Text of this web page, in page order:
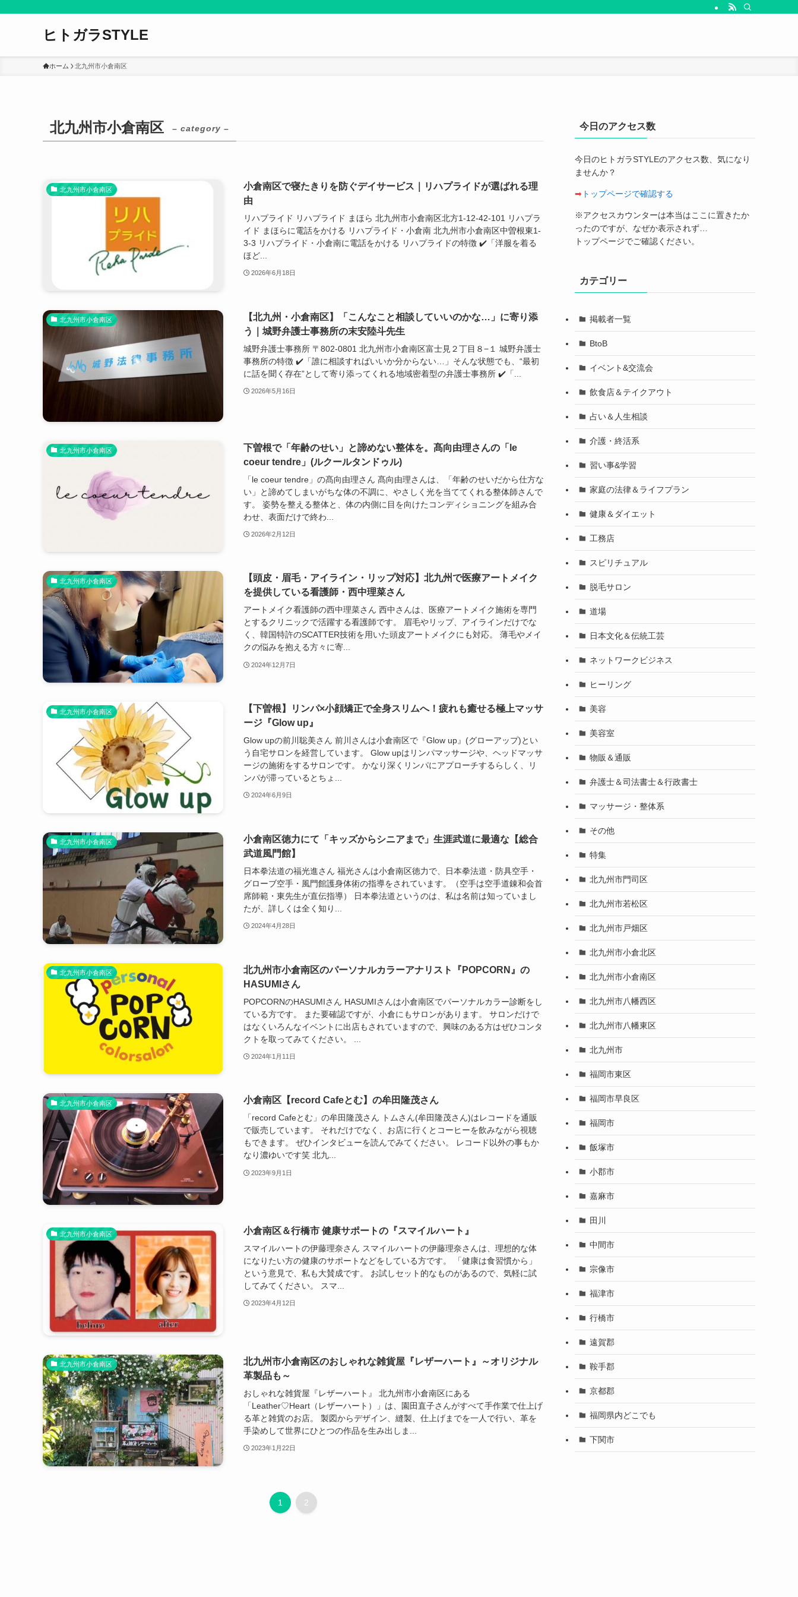
ヒトガラSTYLE
ホーム 北九州市小倉南区
北九州市小倉南区 – category –
北九州市小倉南区
小倉南区で寝たきりを防ぐデイサービス｜リハプライドが選ばれる理
由
リハプライド リハプライド まほら 北九州市小倉南区北方1-12-42-101 リハプラ
イド まほらに電話をかける リハプライド・小倉南 北九州市小倉南区中曽根東1-
3-3 リハプライド・小倉南に電話をかける リハプライドの特徴 ✔️「洋服を着る
ほど...
2026年6月18日
北九州市小倉南区
【北九州・小倉南区】「こんなこと相談していいのかな…」に寄り添
う｜城野弁護士事務所の末安陸斗先生
城野弁護士事務所 〒802-0801 北九州市小倉南区富士見２丁目８−１ 城野弁護士
事務所の特徴 ✔️「誰に相談すればいいか分からない…」そんな状態でも、“最初
に話を聞く存在”として寄り添ってくれる地域密着型の弁護士事務所 ✔️「...
2026年5月16日
北九州市小倉南区
下曽根で「年齢のせい」と諦めない整体を。髙向由理さんの「le
coeur tendre」(ルクールタンドゥル)
「le coeur tendre」の髙向由理さん 髙向由理さんは、「年齢のせいだから仕方な
い」と諦めてしまいがちな体の不調に、やさしく光を当ててくれる整体師さんで
す。 姿勢を整える整体と、体の内側に目を向けたコンディショニングを組み合
わせ、表面だけで終わ...
2026年2月12日
北九州市小倉南区
【頭皮・眉毛・アイライン・リップ対応】北九州で医療アートメイク
を提供している看護師・西中理菜さん
アートメイク看護師の西中理菜さん 西中さんは、医療アートメイク施術を専門
とするクリニックで活躍する看護師です。 眉毛やリップ、アイラインだけでな
く、韓国特許のSCATTER技術を用いた頭皮アートメイクにも対応。 薄毛やメイ
クの悩みを抱える方々に寄...
2024年12月7日
北九州市小倉南区
【下曽根】リンパ×小顔矯正で全身スリムへ！疲れも癒せる極上マッサ
ージ『Glow up』
Glow upの前川聡美さん 前川さんは小倉南区で『Glow up』(グローアップ)とい
う自宅サロンを経営しています。 Glow upはリンパマッサージや、ヘッドマッサ
ージの施術をするサロンです。 かなり深くリンパにアプローチするらしく、リ
ンパが滞っているとちょ...
2024年6月9日
北九州市小倉南区
小倉南区徳力にて「キッズからシニアまで」生涯武道に最適な【総合
武道風門館】
日本拳法道の福光進さん 福光さんは小倉南区徳力で、日本拳法道・防具空手・
グローブ空手・風門館護身体術の指導をされています。（空手は空手道錬和会首
席師範・東先生が直伝指導） 日本拳法道というのは、私は名前は知っていまし
たが、詳しくは全く知り...
2024年4月28日
北九州市小倉南区
北九州市小倉南区のパーソナルカラーアナリスト『POPCORN』の
HASUMIさん
POPCORNのHASUMIさん HASUMIさんは小倉南区でパーソナルカラー診断をし
ている方です。 また要確認ですが、小倉にもサロンがあります。 サロンだけで
はなくいろんなイベントに出店もされていますので、興味のある方はぜひコンタ
クトを取ってみてください。 ...
2024年1月11日
北九州市小倉南区 小倉南区【record Cafeとむ】の牟田隆茂さん
「record Cafeとむ」の牟田隆茂さん トムさん(牟田隆茂さん)はレコードを通販
で販売しています。 それだけでなく、お店に行くとコーヒーを飲みながら視聴
もできます。 ぜひインタビューを読んでみてください。 レコード以外の事もか
なり濃ゆいです笑 北九...
2023年9月1日
北九州市小倉南区 小倉南区＆行橋市 健康サポートの『スマイルハート』
スマイルハートの伊藤理奈さん スマイルハートの伊藤理奈さんは、理想的な体
になりたい方の健康のサポートなどをしている方です。 「健康は食習慣から」
という意見で、私も大賛成です。 お試しセット的なものがあるので、気軽に試
してみてください。 スマ...
2023年4月12日
北九州市小倉南区
北九州市小倉南区のおしゃれな雑貨屋『レザーハート』～オリジナル
革製品も～
おしゃれな雑貨屋『レザーハート』 北九州市小倉南区にある
「Leather♡Heart（レザーハート）」は、園田直子さんがすべて手作業で仕上げ
る革と雑貨のお店。 製図からデザイン、縫製、仕上げまでを一人で行い、革を
手染めして世界にひとつの作品を生み出しま...
2023年1月22日
1 2
今日のアクセス数
今日のヒトガラSTYLEのアクセス数、気になり
ませんか？
➡ トップページで確認する
※アクセスカウンターは本当はここに置きたか
ったのですが、なぜか表示されず…
トップページでご確認ください。
カテゴリー
掲載者一覧
BtoB
イベント&交流会
飲食店＆テイクアウト
占い＆人生相談
介護・終活系
習い事&学習
家庭の法律＆ライフプラン
健康＆ダイエット
工務店
スピリチュアル
脱毛サロン
道場
日本文化＆伝統工芸
ネットワークビジネス
ヒーリング
美容
美容室
物販＆通販
弁護士＆司法書士＆行政書士
マッサージ・整体系
その他
特集
北九州市門司区
北九州市若松区
北九州市戸畑区
北九州市小倉北区
北九州市小倉南区
北九州市八幡西区
北九州市八幡東区
北九州市
福岡市東区
福岡市早良区
福岡市
飯塚市
小郡市
嘉麻市
田川
中間市
宗像市
福津市
行橋市
遠賀郡
鞍手郡
京都郡
福岡県内どこでも
下関市